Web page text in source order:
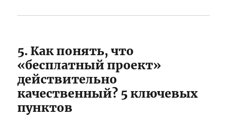
5. Как понять, что
«бесплатный проект»
действительно
качественный? 5 ключевых
пунктов